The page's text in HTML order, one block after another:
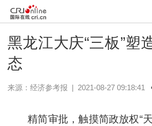
黑龙江大庆“三板”塑
态
来源： 经济参考报 | 2021-08-27 09:18:41
精简审批，触摸简政放权“天